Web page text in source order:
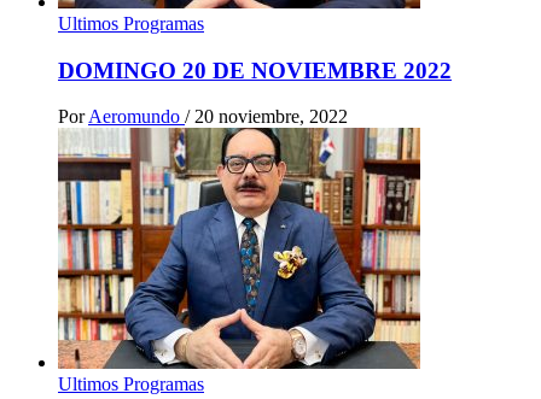
Ultimos Programas
DOMINGO 20 DE NOVIEMBRE 2022
Por Aeromundo / 20 noviembre, 2022
Ultimos Programas